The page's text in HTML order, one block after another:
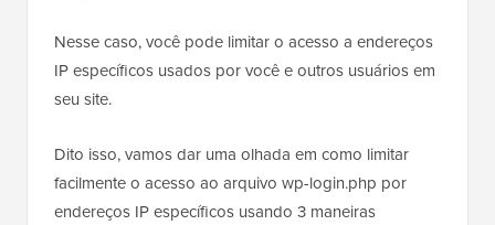
Nesse caso, você pode limitar o acesso a endereços
IP específicos usados por você e outros usuários em
seu site.
Dito isso, vamos dar uma olhada em como limitar
facilmente o acesso ao arquivo wp-login.php por
endereços IP específicos usando 3 maneiras